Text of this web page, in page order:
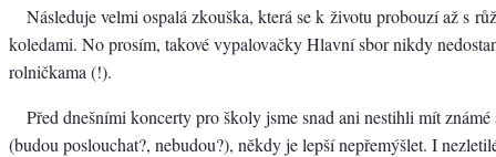
Následuje velmi ospalá zkouška, která se k životu probouzí až s
koledami. No prosím, takové vypalovačky Hlavní sbor nikdy
rolničkama (!).
Před dnešními koncerty pro školy jsme snad ani nestihli mít známé
(budou poslouchat?, nebudou?), někdy je lepší nepřemýšlet. I